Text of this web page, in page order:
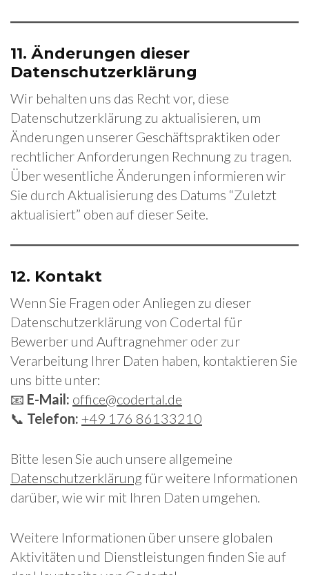
11. Änderungen dieser
Datenschutzerklärung
Wir behalten uns das Recht vor, diese
Datenschutzerklärung zu aktualisieren, um
Änderungen unserer Geschäftspraktiken oder
rechtlicher Anforderungen Rechnung zu tragen.
Über wesentliche Änderungen informieren wir
Sie durch Aktualisierung des Datums “Zuletzt
aktualisiert” oben auf dieser Seite.
12. Kontakt
Wenn Sie Fragen oder Anliegen zu dieser
Datenschutzerklärung von Codertal für
Bewerber und Auftragnehmer oder zur
Verarbeitung Ihrer Daten haben, kontaktieren Sie
uns bitte unter:
📧 E-Mail: office@codertal.de
📞 Telefon: +49 176 86133210
Bitte lesen Sie auch unsere allgemeine
Datenschutzerklärungfür weitere Informationen
darüber, wie wir mit Ihren Daten umgehen.
Weitere Informationen über unsere globalen
Aktivitäten und Dienstleistungen finden Sie auf